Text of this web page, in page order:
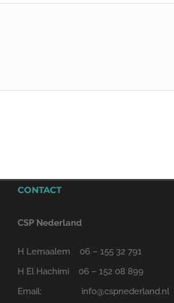
CONTACT
CSP Nederland
H Lemaalem 06 – 155 32 791
H El Hachimi 06 – 152 08 899
Email: info@cspnederland.nl